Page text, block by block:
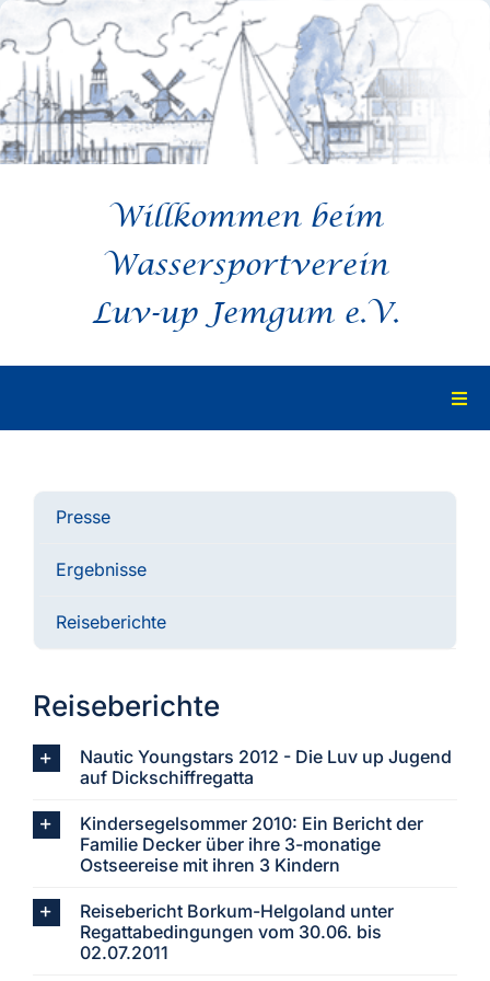
Inhalt
springen
Willkommen beim
Wassersportverein
Luv-up Jemgum e.V.
Fotogalerie
Archiv
Reiseberichte
Nautic Youngstars 2012 - Die Luv up Jugend
auf Dickschiffregatta
Kindersegelsommer 2010: Ein Bericht der
Familie Decker über ihre 3-monatige
Ostseereise mit ihren 3 Kindern
Reisebericht Borkum-Helgoland unter
Regattabedingungen vom 30.06. bis
02.07.2011
Presse
Ergebnisse
Reiseberichte